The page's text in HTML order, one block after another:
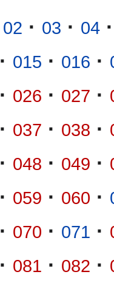
02 · 03 · 04 ·
· 015 · 016 ·
· 026 · 027 ·
· 037 · 038 ·
· 048 · 049 ·
· 059 · 060 ·
· 070 · 071 ·
· 081 · 082 ·